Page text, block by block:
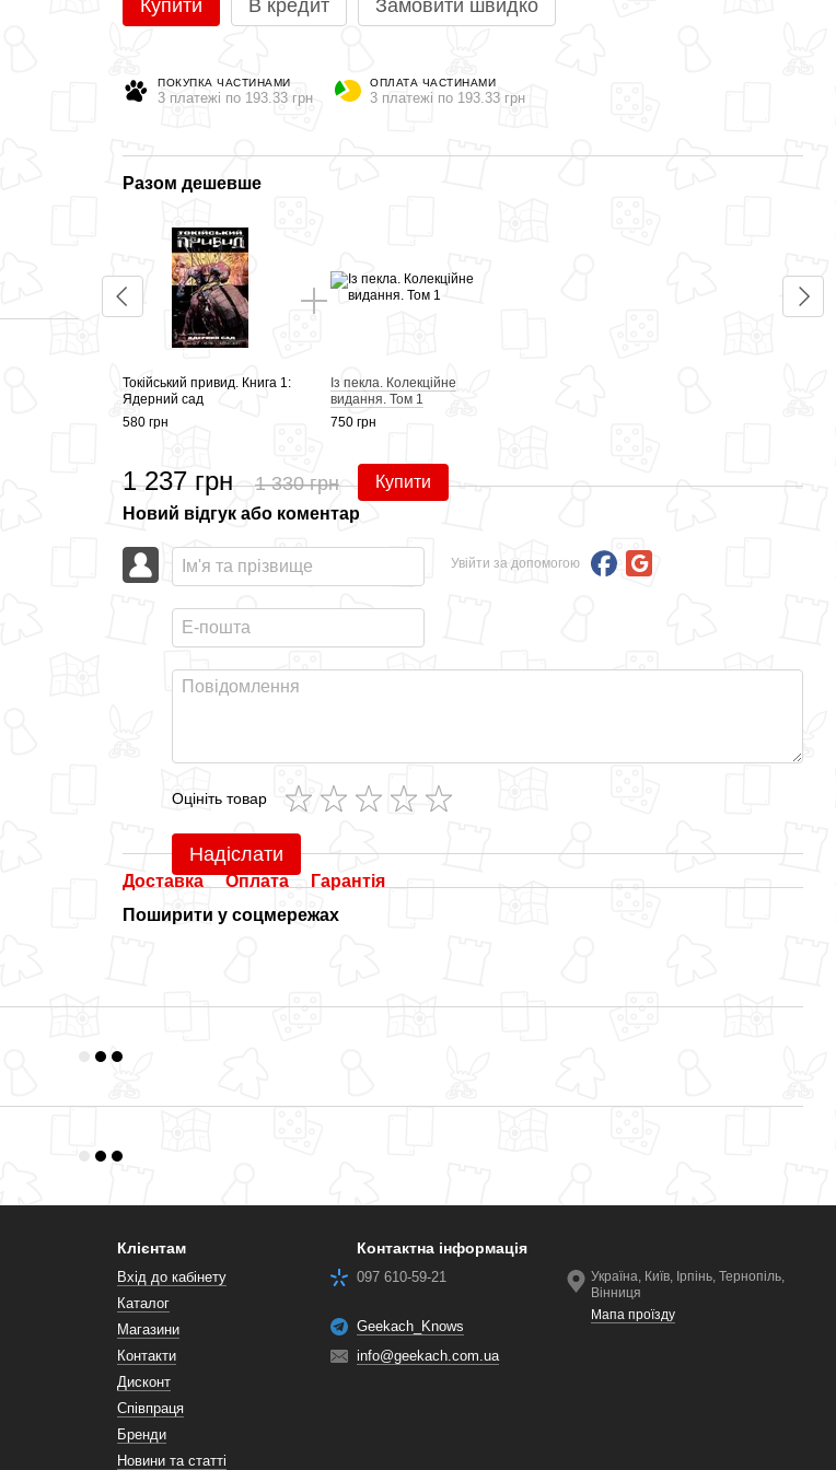
Купити В кредит Замовити швидко
ПОКУПКА ЧАСТИНАМИ
3 платежі по 193.33 грн
ОПЛАТА ЧАСТИНАМИ
3 платежі по 193.33 грн
Разом дешевше
Токійський привид. Книга 1:
Ядерний сад
580 грн
Із пекла. Колекційне
видання. Том 1
750 грн
1 237 грн 1 330 грн Купити
Новий відгук або коментар
Увійти за допомогою
Оцініть товар
Надіслати
Доставка Оплата
Гарантія
Поширити у соцмережах
Клієнтам
Вхід до кабінету
Каталог
Магазини
Контакти
Дисконт
Співпраця
Бренди
Новини та статті
Контактна інформація
097 610-59-21
Geekach_Knows
info@geekach.com.ua
Україна, Київ, Ірпінь, Тернопіль,
Вінниця
Мапа проїзду